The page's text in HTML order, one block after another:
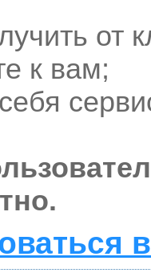
от
к вам;